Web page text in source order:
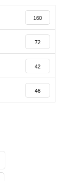
160
72
42
46